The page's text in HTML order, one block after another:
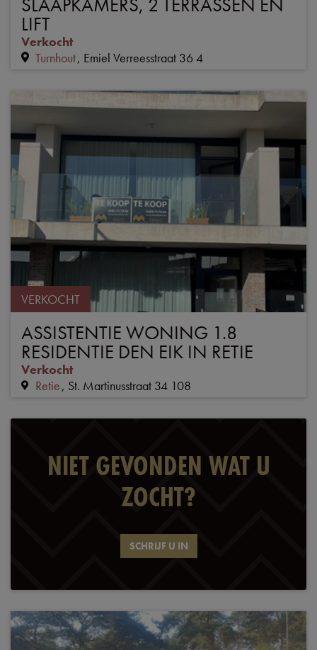
LIFT
Verkocht
Turnhout Emiel Verreesstraat 36 4
VERKOCHT
ASSISTENTIE WONING 1.8
RESIDENTIE DEN EIK IN RETIE
Verkocht
Retie St. Martinusstraat 34 108
NIET GEVONDEN WAT U
ZOCHT?
SCHRIJF U IN